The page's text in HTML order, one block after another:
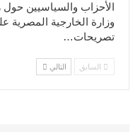
الأحزاب والسياسيين حول
وزارة الخارجية المصرية
تصريحات…
السابق التالي